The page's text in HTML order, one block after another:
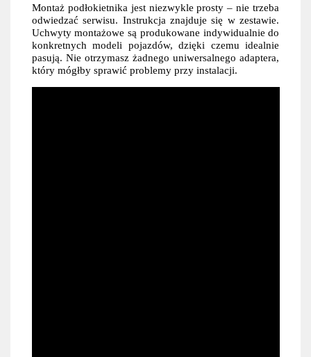
Montaż podłokietnika jest niezwykle prosty – nie trzeba
odwiedzać serwisu. Instrukcja znajduje się w zestawie.
Uchwyty montażowe są produkowane indywidualnie do
konkretnych modeli pojazdów, dzięki czemu idealnie
pasują. Nie otrzymasz żadnego uniwersalnego adaptera,
który mógłby sprawić problemy przy instalacji.